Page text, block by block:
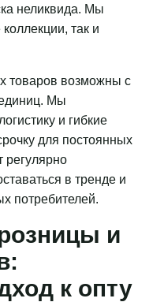
неликвида. Мы
так и
товаров возможны с
Мы
и гибкие
для постоянных
регулярно
в тренде и
потребителей.
и
к опту